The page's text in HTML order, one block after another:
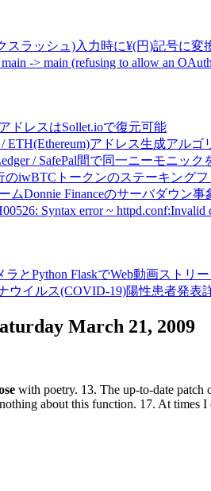
スラッシュ)入力時に¥(円)記号に変
-> main (refusing to allow an
ドレスはSollet.ioで復元可能
/ ETH(Ethereum)アドレス生成アル
/ SafePal間で同一ニーモニッ
のiwBTCトークンのステーキング
ムDonnie Financeのサーバダウン
Syntax error ~ httpd.conf:Invalid
ラとPython FlaskでWeb動画ストリ
ウイルス(COVID-19)陽性患者発表
March 21, 2009
with poetry. 13. The up-to-date patch
nothing about this function. 17. At times I